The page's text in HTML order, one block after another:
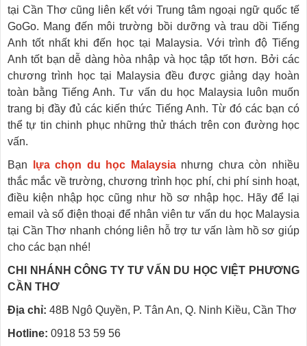
tại Cần Thơ cũng liên kết với Trung tâm ngoại ngữ quốc tế
GoGo. Mang đến môi trường bồi dưỡng và trau dồi Tiếng
Anh tốt nhất khi đến học tại Malaysia. Với trình độ Tiếng
Anh tốt bạn dễ dàng hòa nhập và học tập tốt hơn. Bởi các
chương trình học tại Malaysia đều được giảng dạy hoàn
toàn bằng Tiếng Anh. Tư vấn du học Malaysia luôn muốn
trang bị đầy đủ các kiến thức Tiếng Anh. Từ đó các bạn có
thể tự tin chinh phục những thử thách trên con đường học
vấn.
Bạn
lựa chọn du học Malaysianhưng chưa còn nhiều
thắc mắc về trường, chương trình học phí, chi phí sinh hoạt,
điều kiện nhập học cũng như hồ sơ nhập học. Hãy để lại
email và số điện thoại để nhân viên tư vấn du học Malaysia
tại Cần Thơ nhanh chóng liên hỗ trợ tư vấn làm hồ sơ giúp
cho các bạn nhé!
CHI NHÁNH CÔNG TY TƯ VẤN DU HỌC VIỆT PHƯƠNG
CẦN THƠ
Địa chỉ: 48B Ngô Quyền, P. Tân An, Q. Ninh Kiều, Cần Thơ
Hotline: 0918 53 59 56